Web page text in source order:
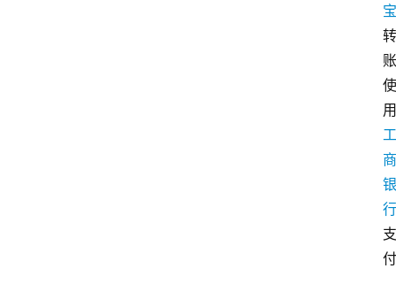
宝
转
账
使
用
工
商
银
行
支
付